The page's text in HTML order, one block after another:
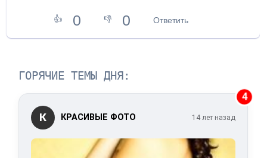
👍 0 👎 0 Ответить
ГОРЯЧИЕ ТЕМЫ ДНЯ:
4
К КРАСИВЫЕ ФОТО 14 лет назад